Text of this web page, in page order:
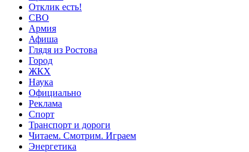
Отклик есть!
СВО
Армия
Афиша
Глядя из Ростова
Город
ЖКХ
Наука
Официально
Реклама
Спорт
Транспорт и дороги
Читаем. Смотрим. Играем
Энергетика